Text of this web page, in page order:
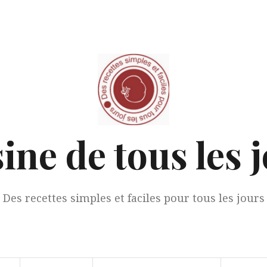
de tous les
Des recettes simples et faciles pour tous les jours